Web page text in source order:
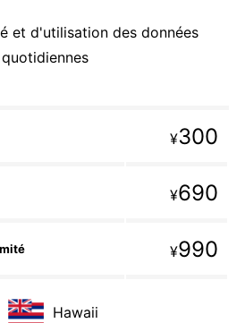
et d'utilisation des données
quotidiennes
¥300
¥690
¥990
Hawaii